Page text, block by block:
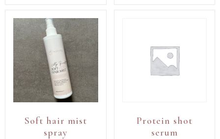
Soft hair mist
spray
Protein shot
serum